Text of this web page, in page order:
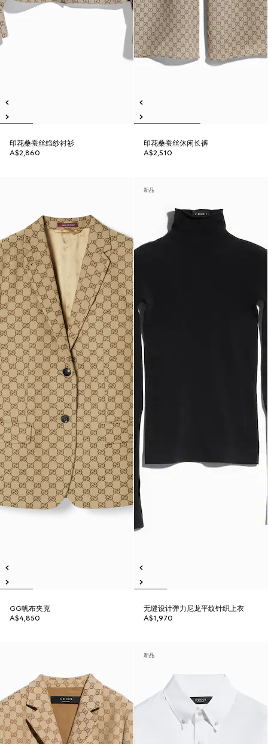
印花桑蚕丝绉纱衬衫
A$2,860
印花桑蚕丝休闲长裤
A$2,510
GG帆布夹克
A$4,850
新品
无缝设计弹力尼龙平纹针织上衣
A$1,970
新品